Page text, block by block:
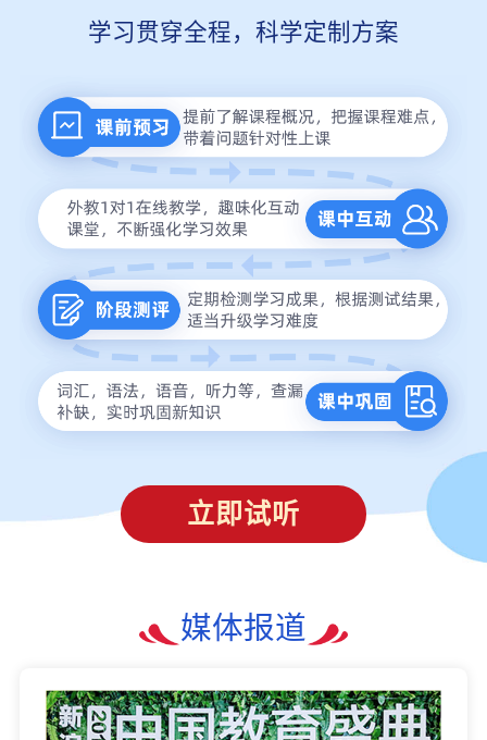
学习贯穿全程，科学定制方案
立即试听
媒体报道